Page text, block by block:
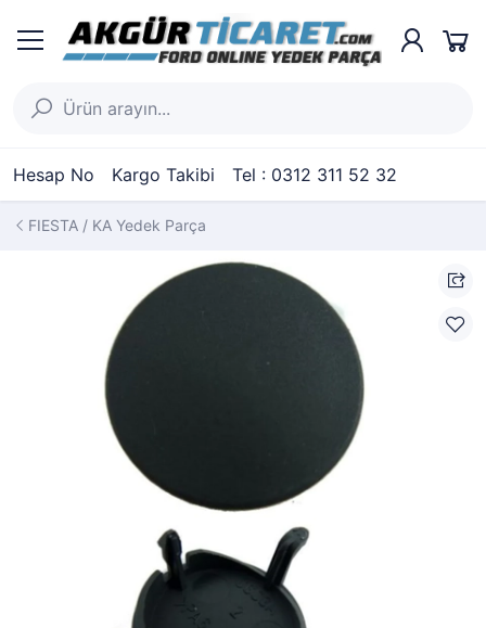
Hesap No Kargo Takibi Tel : 0312 311 52 32
FIESTA / KA Yedek Parça